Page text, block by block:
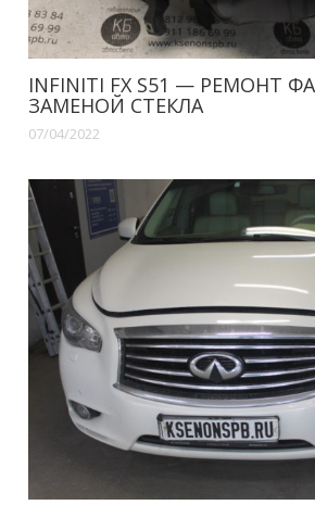
INFINITI FX S51 — РЕМОНТ
ЗАМЕНОЙ СТЕКЛА
07/04/2022